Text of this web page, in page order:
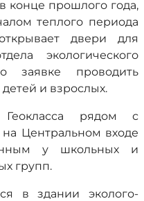
конце прошлого года,
теплого периода
двери для
экологического
заявке проводить
и взрослых.
Геокласса рядом с
Центральном входе
у школьных и
групп.
в здании эколого-